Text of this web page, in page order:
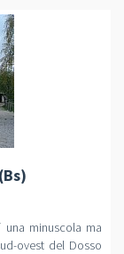
minuscola ma
ovest del Dosso